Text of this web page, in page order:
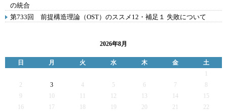
の統合
第733回 前提構造理論（OST）のススメ12・補足１ 失敗について
2026年8月
日 月 火 水 木 金
土
2
3 4 5 6 7
9
12 13 14
15
16
17 19 20 21
22